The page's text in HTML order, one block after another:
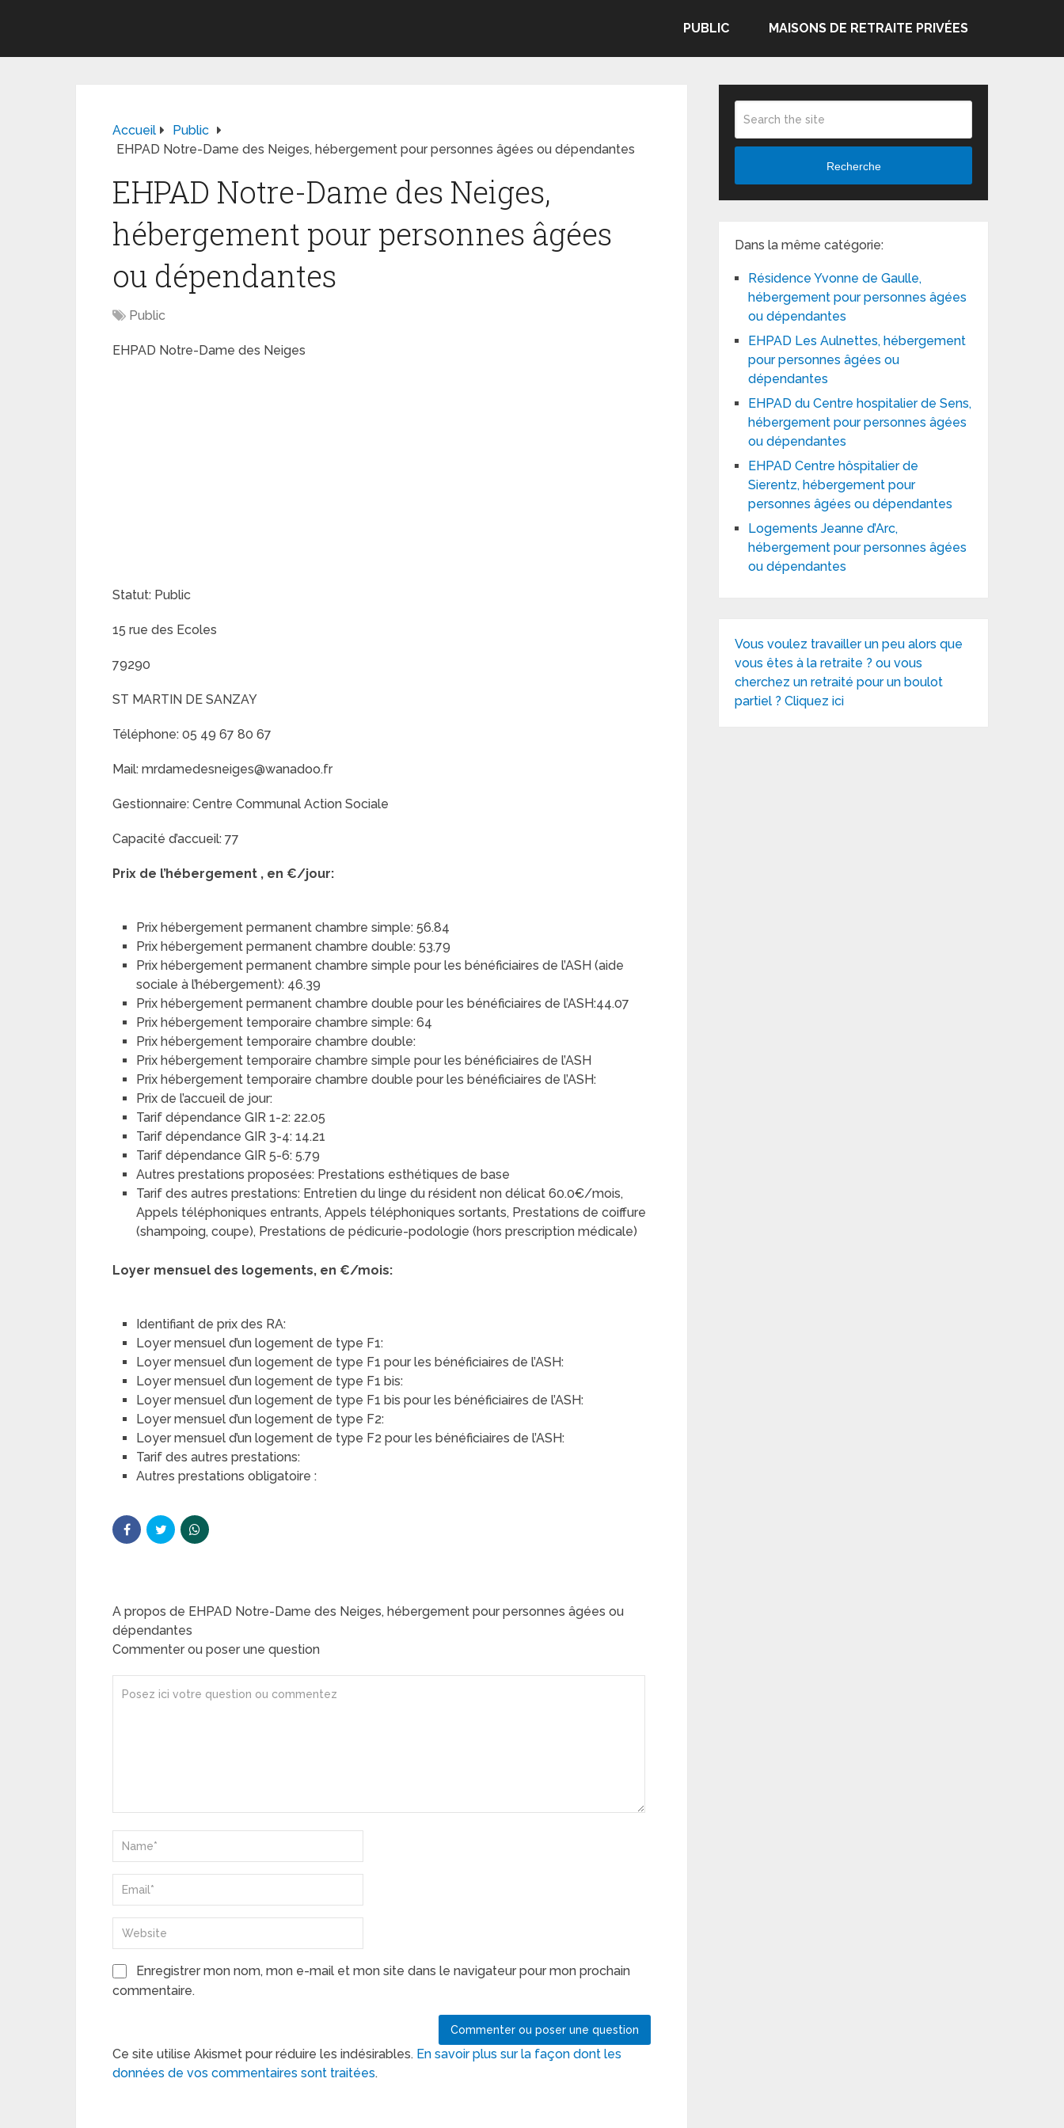
PUBLIC MAISONS DE RETRAITE PRIVÉES
Accueil
Public
EHPAD Notre-Dame des Neiges, hébergement pour personnes âgées ou dépendantes
EHPAD Notre-Dame des Neiges,
hébergement pour personnes âgées
ou dépendantes
Public
EHPAD Notre-Dame des Neiges
Statut: Public
15 rue des Ecoles
79290
ST MARTIN DE SANZAY
Téléphone: 05 49 67 80 67
Mail: mrdamedesneiges@wanadoo.fr
Gestionnaire: Centre Communal Action Sociale
Capacité d’accueil: 77
Prix de l’hébergement , en €/jour:
Prix hébergement permanent chambre simple: 56.84
Prix hébergement permanent chambre double: 53.79
Prix hébergement permanent chambre simple pour les bénéficiaires de l’ASH (aide
sociale à l’hébergement): 46.39
Prix hébergement permanent chambre double pour les bénéficiaires de l’ASH:44.07
Prix hébergement temporaire chambre simple: 64
Prix hébergement temporaire chambre double:
Prix hébergement temporaire chambre simple pour les bénéficiaires de l’ASH
Prix hébergement temporaire chambre double pour les bénéficiaires de l’ASH:
Prix de l’accueil de jour:
Tarif dépendance GIR 1-2: 22.05
Tarif dépendance GIR 3-4: 14.21
Tarif dépendance GIR 5-6: 5.79
Autres prestations proposées: Prestations esthétiques de base
Tarif des autres prestations: Entretien du linge du résident non délicat 60.0€/mois,
Appels téléphoniques entrants, Appels téléphoniques sortants, Prestations de coiffure
(shampoing, coupe), Prestations de pédicurie-podologie (hors prescription médicale)
Loyer mensuel des logements, en €/mois:
Identifiant de prix des RA:
Loyer mensuel d’un logement de type F1:
Loyer mensuel d’un logement de type F1 pour les bénéficiaires de l’ASH:
Loyer mensuel d’un logement de type F1 bis:
Loyer mensuel d’un logement de type F1 bis pour les bénéficiaires de l’ASH:
Loyer mensuel d’un logement de type F2:
Loyer mensuel d’un logement de type F2 pour les bénéficiaires de l’ASH:
Tarif des autres prestations:
Autres prestations obligatoire :
A propos de EHPAD Notre-Dame des Neiges, hébergement pour personnes âgées ou
dépendantes
Commenter ou poser une question
Enregistrer mon nom, mon e-mail et mon site dans le navigateur pour mon prochain
commentaire.
Ce site utilise Akismet pour réduire les indésirables. En savoir plus sur la façon dont les
données de vos commentaires sont traitées.
Recherche
Dans la même catégorie:
Résidence Yvonne de Gaulle,
hébergement pour personnes âgées
ou dépendantes
EHPAD Les Aulnettes, hébergement
pour personnes âgées ou
dépendantes
EHPAD du Centre hospitalier de Sens,
hébergement pour personnes âgées
ou dépendantes
EHPAD Centre hôspitalier de
Sierentz, hébergement pour
personnes âgées ou dépendantes
Logements Jeanne d’Arc,
hébergement pour personnes âgées
ou dépendantes
Vous voulez travailler un peu alors que
vous êtes à la retraite ? ou vous
cherchez un retraité pour un boulot
partiel ? Cliquez ici